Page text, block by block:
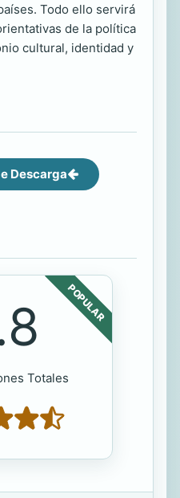
Todo ello servirá
de la política
cultural, identidad y
Descarga
POPULAR
Totales